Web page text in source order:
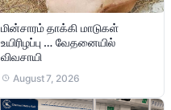
மின்சாரம் தாக்கி மாடுகள்
உயிரிழப்பு … வேதனையில்
விவசாயி
August 7, 2026